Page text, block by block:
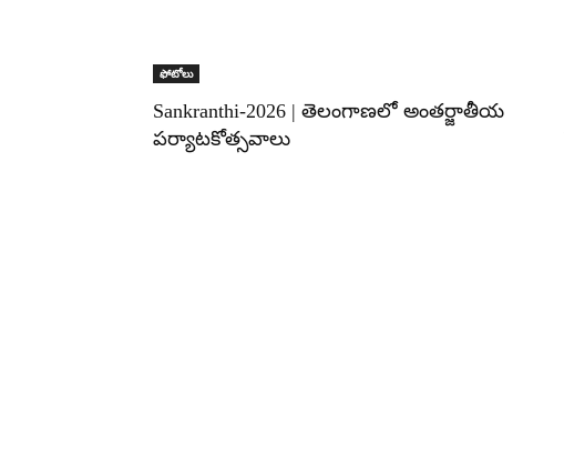
ఫోటోలు
Sankranthi-2026 | తెలంగాణలో అంతర్జాతీయ
పర్యాటకోత్సవాలు